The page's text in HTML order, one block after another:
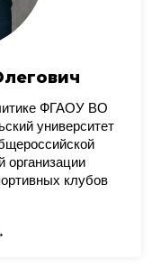
ФГАОУ ВО
университет
организации
клубов